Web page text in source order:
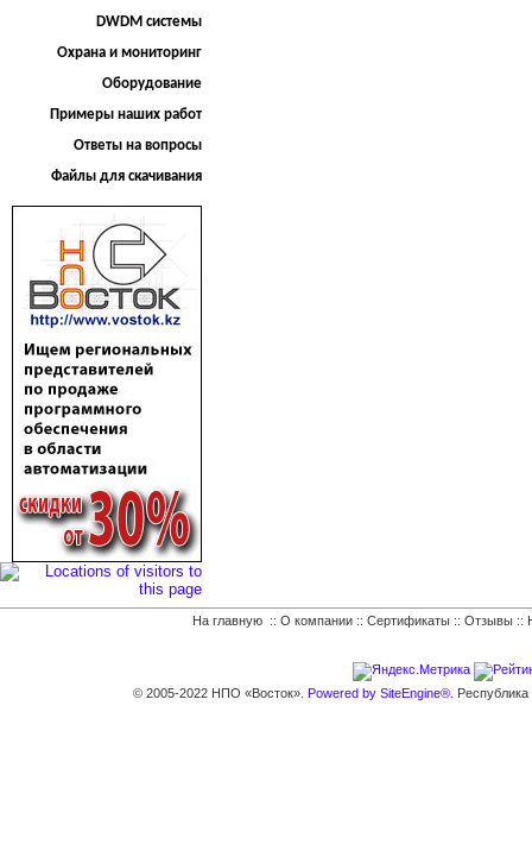
DWDM системы
Охрана и мониторинг
Оборудование
Примеры наших работ
Ответы на вопросы
Файлы для скачивания
На главную :: О компании :: Сертификаты :: Отзывы ::
© 2005-2022 НПО «Восток». Powered by SiteEngine®.